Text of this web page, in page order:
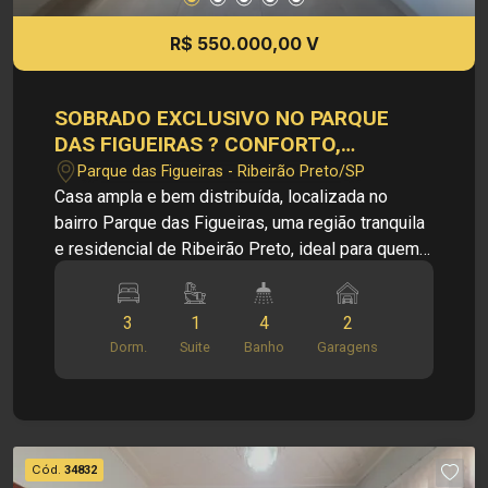
dados e disponibilidade de seus imóveis, sem
R$ 550.000,00 V
SOBRADO EXCLUSIVO NO PARQUE
DAS FIGUEIRAS ? CONFORTO,
PRIVACIDADE E LOCALIZAÇÃO NOBRE
Parque das Figueiras - Ribeirão Preto/SP
Casa ampla e bem distribuída, localizada no
bairro Parque das Figueiras, uma região tranquila
e residencial de Ribeirão Preto, ideal para quem
principais pontos da cidade. O imóvel oferece
ambientes espaçosos e excelente estrutura para
toda a família, além de área gourmet perfeita para
momentos de lazer e confraternização. Principais
TV - Sala de jantar - Cozinha - Despensa - Copa -
3
Dorm.
1
Suite
4
Banho
2
Garagens
Cód. 34832